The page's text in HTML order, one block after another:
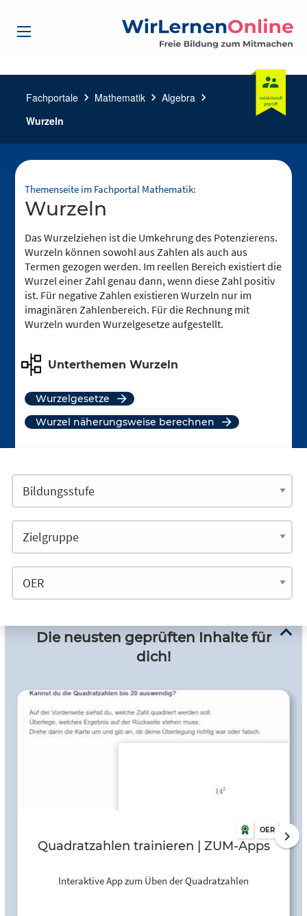
Fachportale chevron_right Mathematik chevron_right Algebra chevron_right
Wurzeln
Themenseite im Fachportal Mathematik:
Wurzeln
Das Wurzelziehen ist die Umkehrung des Potenzierens.
Wurzeln können sowohl aus Zahlen als auch aus
Termen gezogen werden. Im reellen Bereich existiert die
Wurzel einer Zahl genau dann, wenn diese Zahl positiv
ist. Für negative Zahlen existieren Wurzeln nur im
imaginären Zahlenbereich. Für die Rechnung mit
Wurzeln wurden Wurzelgesetze aufgestellt.
Unterthemen Wurzeln
Wurzelgesetze
Wurzel näherungsweise berechnen
Die neusten geprüften Inhalte für
dich!
OER
Quadratzahlen trainieren | ZUM-Apps
Interaktive App zum Üben der Quadratzahlen